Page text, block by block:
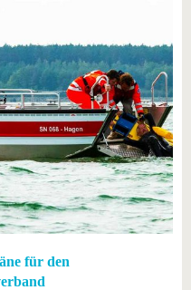
für den